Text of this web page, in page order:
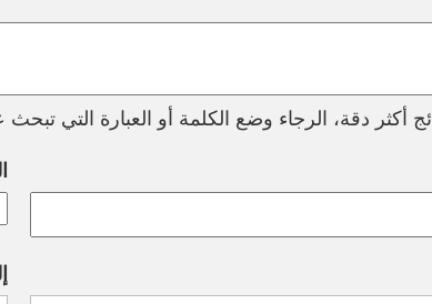
أكثر دقة، الرجاء وضع الكلمة أو العبارة التي